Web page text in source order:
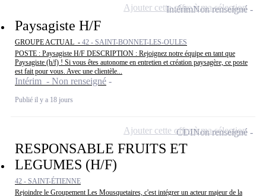
Paysagiste H/F
GROUPE ACTUAL - 42 - SAINT-BONNET-LES-OULES
POSTE : Paysagiste H/F DESCRIPTION : Rejoignez notre équipe en tant que
Paysagiste (h/f) ! Si vous êtes autonome en entretien et création paysagère, ce poste
est fait pour vous. Avec une clientèle...
Intérim - Non renseigné
Publié il y a 18 jours
IntérimNon renseigné
Ajouter cette offre à ma sélection
RESPONSABLE FRUITS ET
LEGUMES (H/F)
42 - SAINT-ÉTIENNE
Rejoindre le Groupement Les Mousquetaires, c'est intégrer un acteur majeur de la
CDINon renseigné
Ajouter cette offre à ma sélection